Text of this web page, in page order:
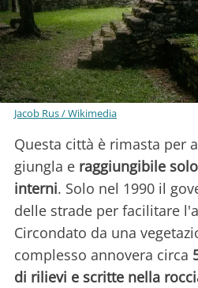
Jacob Rus / Wikimedia
Questa città è rimasta per
giungla e raggiungibile
interni. Solo nel 1990 il
delle strade per facilitare
Circondato da una
complesso annovera circa
di rilievi e scritte nella